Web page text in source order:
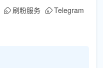
刷粉服务
Telegram